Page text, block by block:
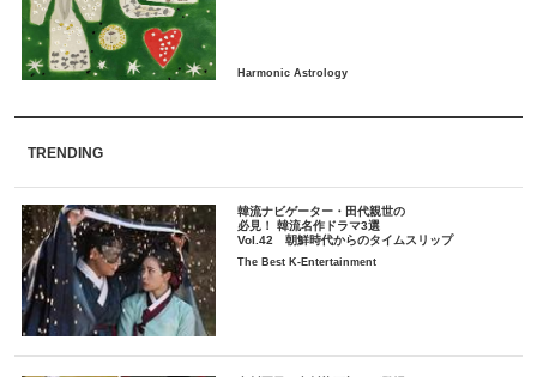
TRENDING
韓流ナビゲーター・田代親世の
必見！ 韓流名作ドラマ3選
Vol.42 朝鮮時代からのタイムスリップ
The Best K-Entertainment